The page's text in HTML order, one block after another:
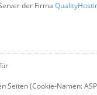
der Firma
(Cookie-Namen: